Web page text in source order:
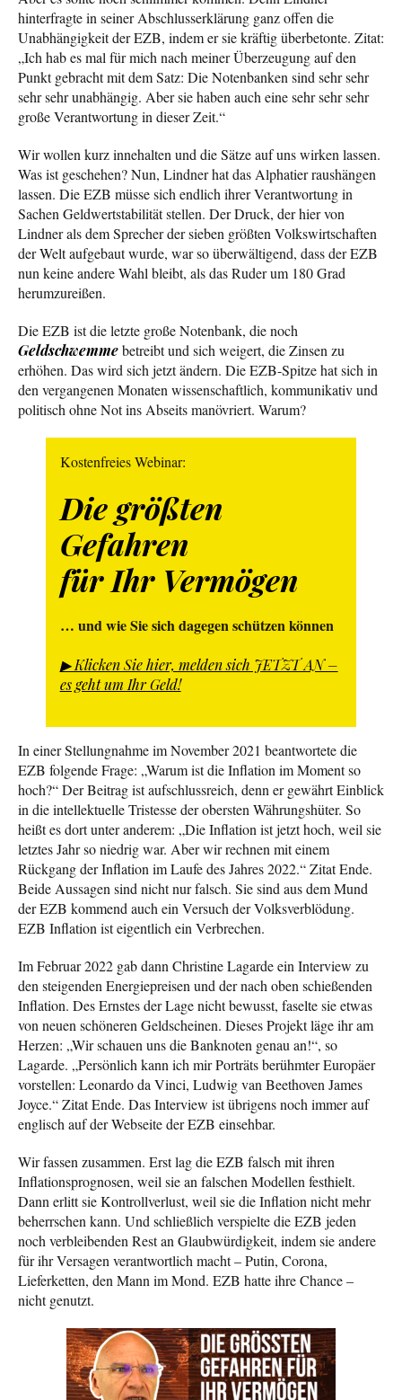
hinterfragte in seiner Abschlusserklärung ganz offen die
Unabhängigkeit der EZB, indem er sie kräftig überbetonte. Zitat:
„Ich hab es mal für mich nach meiner Überzeugung auf den
Punkt gebracht mit dem Satz: Die Notenbanken sind sehr sehr
sehr sehr unabhängig. Aber sie haben auch eine sehr sehr sehr
große Verantwortung in dieser Zeit.“
Wir wollen kurz innehalten und die Sätze auf uns wirken lassen.
Was ist geschehen? Nun, Lindner hat das Alphatier raushängen
lassen. Die EZB müsse sich endlich ihrer Verantwortung in
Sachen Geldwertstabilität stellen. Der Druck, der hier von
Lindner als dem Sprecher der sieben größten Volkswirtschaften
der Welt aufgebaut wurde, war so überwältigend, dass der EZB
nun keine andere Wahl bleibt, als das Ruder um 180 Grad
herumzureißen.
Die EZB ist die letzte große Notenbank, die noch
Geldschwemmebetreibt und sich weigert, die Zinsen zu
erhöhen. Das wird sich jetzt ändern. Die EZB-Spitze hat sich in
den vergangenen Monaten wissenschaftlich, kommunikativ und
politisch ohne Not ins Abseits manövriert. Warum?
Kostenfreies Webinar:
Die größten
Gefahren
für Ihr Vermögen
… und wie Sie sich dagegen schützen können
▶︎ Klicken Sie hier, melden sich JETZT AN –
es geht um Ihr Geld!
In einer Stellungnahme im November 2021 beantwortete die
EZB folgende Frage: „Warum ist die Inflation im Moment so
hoch?“ Der Beitrag ist aufschlussreich, denn er gewährt Einblick
in die intellektuelle Tristesse der obersten Währungshüter. So
heißt es dort unter anderem: „Die Inflation ist jetzt hoch, weil sie
letztes Jahr so niedrig war. Aber wir rechnen mit einem
Rückgang der Inflation im Laufe des Jahres 2022.“ Zitat Ende.
Beide Aussagen sind nicht nur falsch. Sie sind aus dem Mund
der EZB kommend auch ein Versuch der Volksverblödung.
EZB Inflation ist eigentlich ein Verbrechen.
Im Februar 2022 gab dann Christine Lagarde ein Interview zu
den steigenden Energiepreisen und der nach oben schießenden
Inflation. Des Ernstes der Lage nicht bewusst, faselte sie etwas
von neuen schöneren Geldscheinen. Dieses Projekt läge ihr am
Herzen: „Wir schauen uns die Banknoten genau an!“, so
Lagarde. „Persönlich kann ich mir Porträts berühmter Europäer
vorstellen: Leonardo da Vinci, Ludwig van Beethoven James
Joyce.“ Zitat Ende. Das Interview ist übrigens noch immer auf
englisch auf der Webseite der EZB einsehbar.
Wir fassen zusammen. Erst lag die EZB falsch mit ihren
Inflationsprognosen, weil sie an falschen Modellen festhielt.
Dann erlitt sie Kontrollverlust, weil sie die Inflation nicht mehr
beherrschen kann. Und schließlich verspielte die EZB jeden
noch verbleibenden Rest an Glaubwürdigkeit, indem sie andere
für ihr Versagen verantwortlich macht – Putin, Corona,
Lieferketten, den Mann im Mond. EZB hatte ihre Chance –
nicht genutzt.